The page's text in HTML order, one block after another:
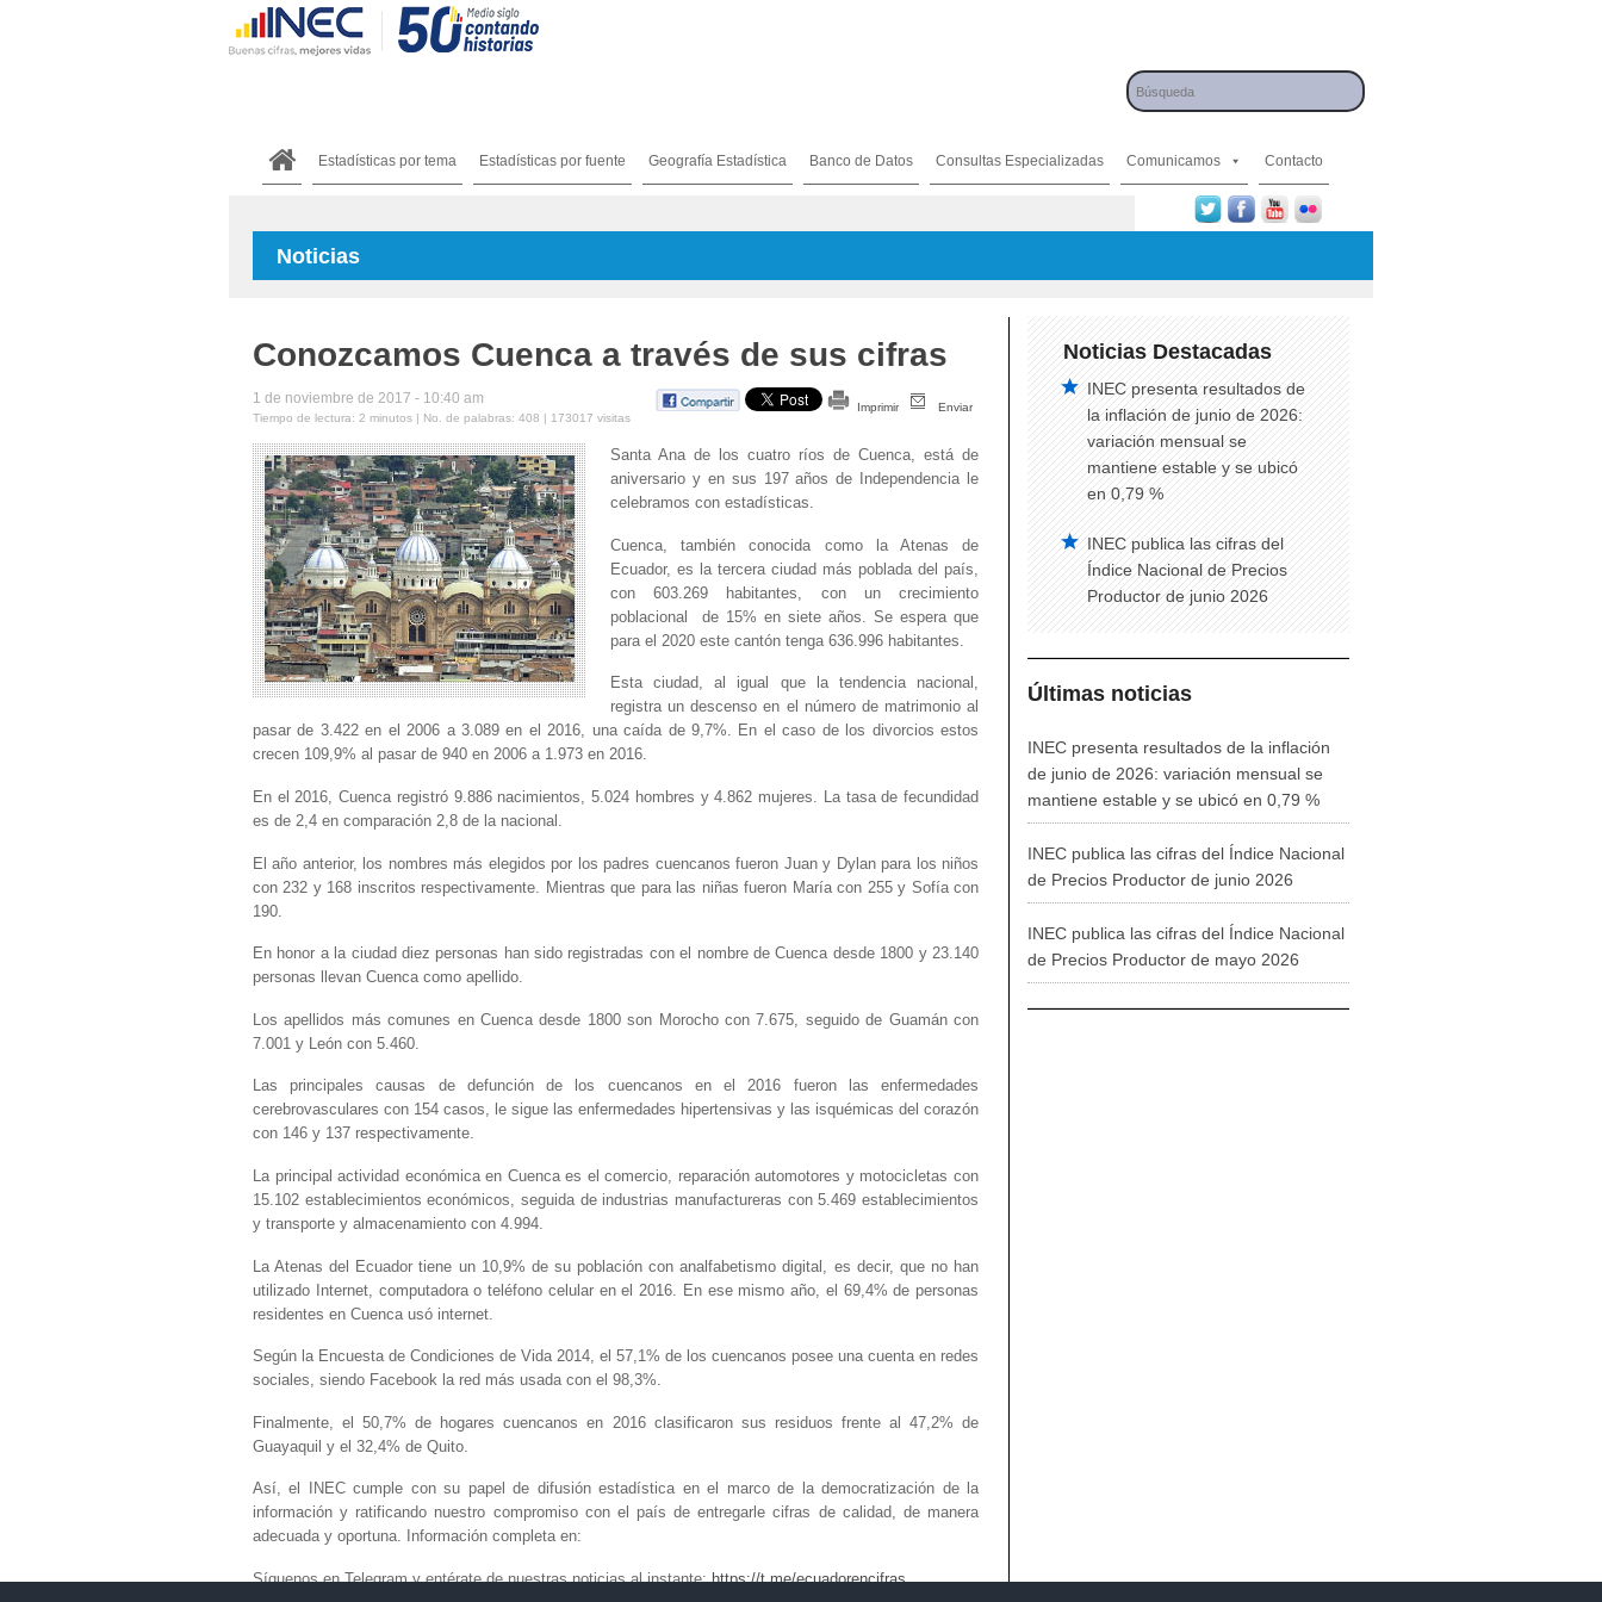
Estadísticas por tema Estadísticas por fuente Geografía Estadística Banco de Datos Consultas Especializadas Comunicamos Contacto
Noticias
Noticias Destacadas
INEC presenta resultados de
la inflación de junio de 2026:
variación mensual se
mantiene estable y se ubicó
en 0,79 %
INEC publica las cifras del
Índice Nacional de Precios
Productor de junio 2026
Últimas noticias
INEC presenta resultados de la inflación
de junio de 2026: variación mensual se
mantiene estable y se ubicó en 0,79 %
INEC publica las cifras del Índice Nacional
de Precios Productor de junio 2026
INEC publica las cifras del Índice Nacional
de Precios Productor de mayo 2026
Conozcamos Cuenca a través de sus cifras
Imprimir Enviar
1 de noviembre de 2017 - 10:40 am
Tiempo de lectura: 2 minutos | No. de palabras: 408 | 173017 visitas
Santa Ana de los cuatro ríos de Cuenca, está de
aniversario y en sus 197 años de Independencia le
celebramos con estadísticas.
Cuenca, también conocida como la Atenas de
Ecuador, es la tercera ciudad más poblada del país,
con 603.269 habitantes, con un crecimiento
poblacional de 15% en siete años. Se espera que
para el 2020 este cantón tenga 636.996 habitantes.
Esta ciudad, al igual que la tendencia nacional,
registra un descenso en el número de matrimonio al
pasar de 3.422 en el 2006 a 3.089 en el 2016, una caída de 9,7%. En el caso de los divorcios estos
crecen 109,9% al pasar de 940 en 2006 a 1.973 en 2016.
En el 2016, Cuenca registró 9.886 nacimientos, 5.024 hombres y 4.862 mujeres. La tasa de fecundidad
es de 2,4 en comparación 2,8 de la nacional.
El año anterior, los nombres más elegidos por los padres cuencanos fueron Juan y Dylan para los niños
con 232 y 168 inscritos respectivamente. Mientras que para las niñas fueron María con 255 y Sofía con
190.
En honor a la ciudad diez personas han sido registradas con el nombre de Cuenca desde 1800 y 23.140
personas llevan Cuenca como apellido.
Los apellidos más comunes en Cuenca desde 1800 son Morocho con 7.675, seguido de Guamán con
7.001 y León con 5.460.
Las principales causas de defunción de los cuencanos en el 2016 fueron las enfermedades
cerebrovasculares con 154 casos, le sigue las enfermedades hipertensivas y las isquémicas del corazón
con 146 y 137 respectivamente.
La principal actividad económica en Cuenca es el comercio, reparación automotores y motocicletas con
15.102 establecimientos económicos, seguida de industrias manufactureras con 5.469 establecimientos
y transporte y almacenamiento con 4.994.
La Atenas del Ecuador tiene un 10,9% de su población con analfabetismo digital, es decir, que no han
utilizado Internet, computadora o teléfono celular en el 2016. En ese mismo año, el 69,4% de personas
residentes en Cuenca usó internet.
Según la Encuesta de Condiciones de Vida 2014, el 57,1% de los cuencanos posee una cuenta en redes
sociales, siendo Facebook la red más usada con el 98,3%.
Finalmente, el 50,7% de hogares cuencanos en 2016 clasificaron sus residuos frente al 47,2% de
Guayaquil y el 32,4% de Quito.
Así, el INEC cumple con su papel de difusión estadística en el marco de la democratización de la
información y ratificando nuestro compromiso con el país de entregarle cifras de calidad, de manera
adecuada y oportuna. Información completa en:
Síguenos en Telegram y entérate de nuestras noticias al instante:https://t.me/ecuadorencifras